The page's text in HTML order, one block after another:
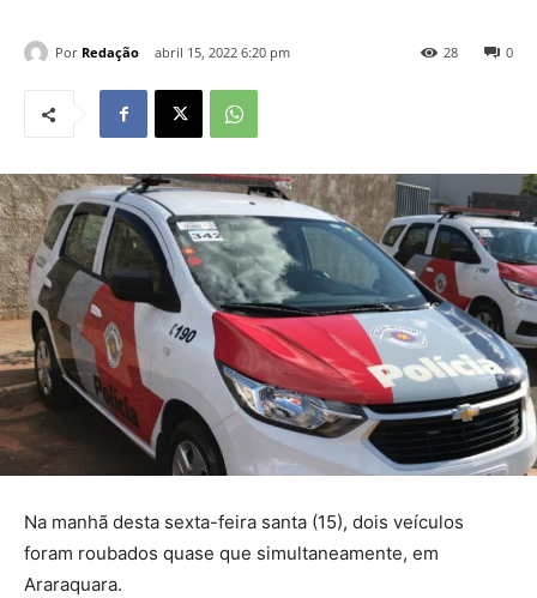
Por Redação abril 15, 2022 6:20 pm 0
28
Na manhã desta sexta-feira santa (15), dois veículos
foram roubados quase que simultaneamente, em
Araraquara.